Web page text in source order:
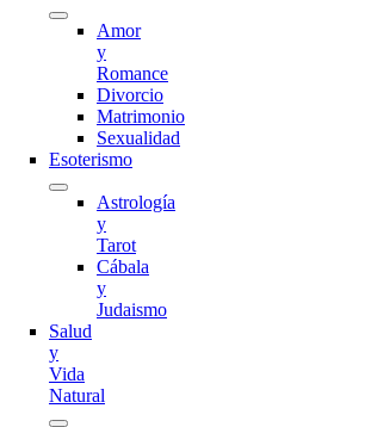
Amor
y
Romance
Divorcio
Matrimonio
Sexualidad
Esoterismo
Astrología
y
Tarot
Cábala
y
Judaismo
Salud
y
Vida
Natural